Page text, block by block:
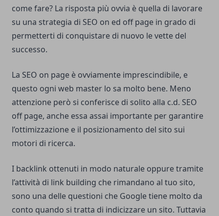
come fare? La risposta più ovvia è quella di lavorare
su una strategia di SEO on ed off page in grado di
permetterti di conquistare di nuovo le vette del
successo.
La SEO on page è ovviamente imprescindibile, e
questo ogni web master lo sa molto bene. Meno
attenzione però si conferisce di solito alla c.d. SEO
off page, anche essa assai importante per garantire
l’ottimizzazione e il posizionamento del sito sui
motori di ricerca.
I backlink ottenuti in modo naturale oppuretramite
l’attività di link building che rimandano al tuo sito,
sono una delle questioni che Google tiene molto da
conto quando si tratta di indicizzare un sito. Tuttavia